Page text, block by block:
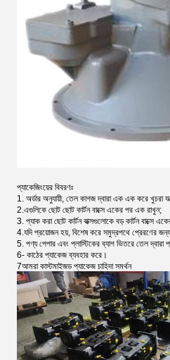
প্যাকেজিংয়ের বিবরণঃ
1. অর্ডার অনুযায়ী, তেল কাগজ দ্বারা এক এক করে খুচরা
2.এগুলিকে ছোট ছোট কার্টন বাক্সে একের পর এক রাখুন;
3. প্যাক করা ছোট কার্টন বাক্সগুলোকে বড় কার্টন বাক্সে
4.যদি প্রয়োজন হয়, বিশেষ করে সমুদ্রপথে প্রেরণের জন্য
5. পণ্য পেপার এবং প্লাস্টিকের ব্যাগ ভিতরে তেল দ্বারা
6- কাঠের প্যাকেজ ব্যবহার করে।
7আমরা কাস্টমাইজড প্যাকেজ চাহিদা সমর্থন